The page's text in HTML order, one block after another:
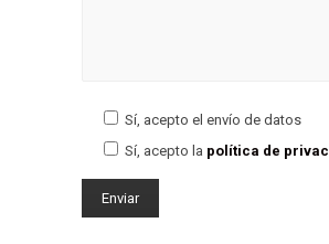
Sí, acepto el envío de datos
Sí, acepto la política de